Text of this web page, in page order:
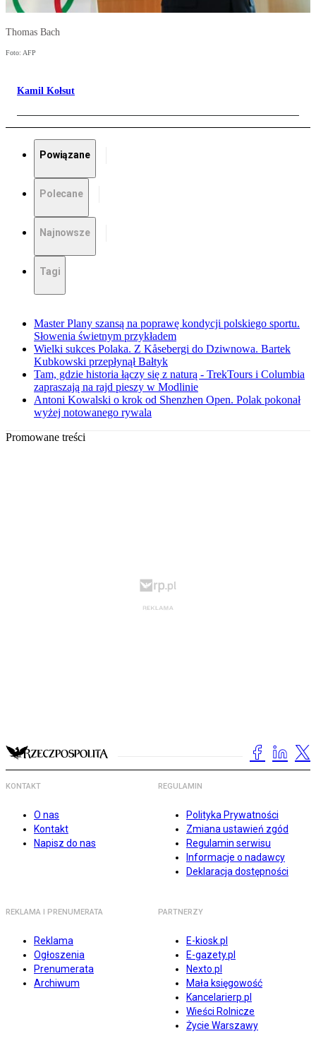
Thomas Bach
Foto: AFP
Kamil Kołsut
Powiązane
Polecane
Najnowsze
Tagi
Master Plany szansą na poprawę kondycji polskiego sportu.
Słowenia świetnym przykładem
Wielki sukces Polaka. Z Kåsebergi do Dziwnowa. Bartek
Kubkowski przepłynął Bałtyk
Tam, gdzie historia łączy się z naturą - TrekTours i Columbia
zapraszają na rajd pieszy w Modlinie
Antoni Kowalski o krok od Shenzhen Open. Polak pokonał
wyżej notowanego rywala
Promowane treści
KONTAKT
O nas
Kontakt
Napisz do nas
REGULAMIN
Polityka Prywatności
Zmiana ustawień zgód
Regulamin serwisu
Informacje o nadawcy
Deklaracja dostępności
REKLAMA I PRENUMERATA
Reklama
Ogłoszenia
Prenumerata
Archiwum
PARTNERZY
E-kiosk.pl
E-gazety.pl
Nexto.pl
Mała księgowość
Kancelarierp.pl
Wieści Rolnicze
Życie Warszawy